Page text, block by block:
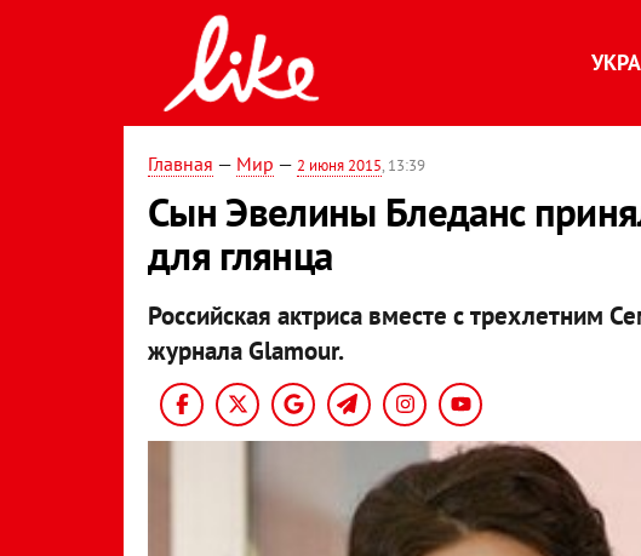
Главная — Мир — 2 июня 2015, 13:39
Сын Эвелины Бледанс
для глянца
Российская актриса вместе с трехлетним
журнала Glamour.